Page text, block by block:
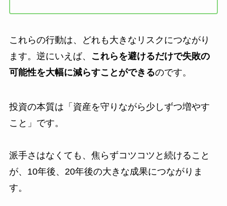
これらの行動は、どれも大きなリスクにつながり
ます。逆にいえば、
これらを避けるだけで失敗の
可能性を大幅に減らすことができるのです。
投資の本質は「資産を守りながら少しずつ増やす
こと」です。
派手さはなくても、焦らずコツコツと続けること
が、10年後、20年後の大きな成果につながりま
す。